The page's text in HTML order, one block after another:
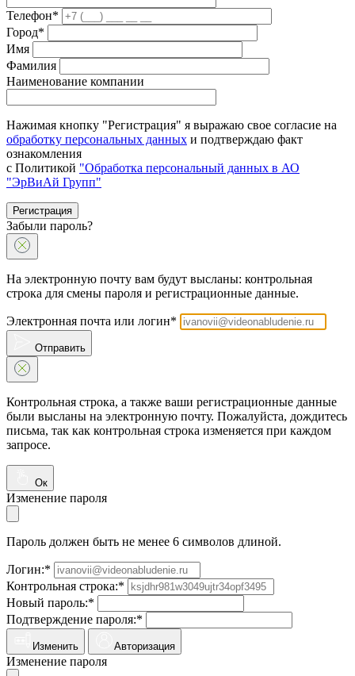
Телефон*
Город*
Имя
Фамилия
Наименование компании
Нажимая кнопку "Регистрация" я выражаю свое согласие на
обработку персональных данных и подтверждаю факт
ознакомления
с Политикой "Обработка персональный данных в АО
"ЭрВиАй Групп"
Регистрация
Забыли пароль?
На электронную почту вам будут высланы: контрольная
строка для смены пароля и регистрационные данные.
Электронная почта или логин*
Отправить
Контрольная строка, а также ваши регистрационные данные
были высланы на электронную почту. Пожалуйста, дождитесь
письма, так как контрольная строка изменяется при каждом
запросе.
Ок
Изменение пароля
Пароль должен быть не менее 6 символов длиной.
Логин:*
Контрольная строка:*
Новый пароль:*
Подтверждение пароля:*
Изменить Авторизация
Изменение пароля